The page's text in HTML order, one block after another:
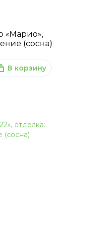
«Марио»,
(сосна)
В корзину